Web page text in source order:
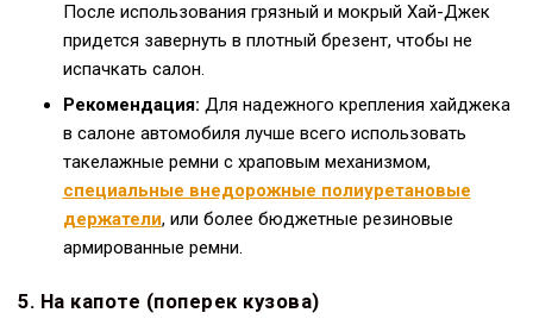
После использования грязный и мокрый Хай-Джек
придется завернуть в плотный брезент, чтобы не
испачкать салон.
Рекомендация: Для надежного крепления хайджека
в салоне автомобиля лучше всего использовать
такелажные ремни с храповым механизмом,
специальные внедорожные полиуретановые
держатели, или более бюджетные резиновые
армированные ремни.
5. На капоте (поперек кузова)